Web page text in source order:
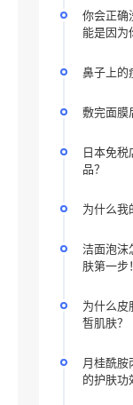
你会正确
能是因为
鼻子上的
敷完面膜
日本免
品？
为什么我
洁面泡沫
肤第一步！
为什么皮
皙肌肤？
月桂酰胺
的护肤功